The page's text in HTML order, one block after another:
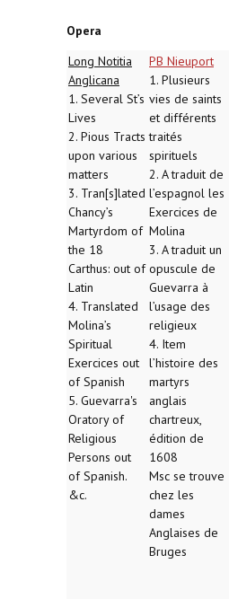
Opera
Long Notitia
Anglicana
1. Several St’s
Lives
2. Pious Tracts
upon various
matters
3. Tran[s]lated
Chancy’s
Martyrdom of
the 18
Carthus: out of
Latin
4. Translated
Molina’s
Spiritual
Exercices out
of Spanish
5. Guevarra's
Oratory of
Religious
Persons out
of Spanish.
&c.
PB Nieuport
1. Plusieurs
vies de saints
et différents
traités
spirituels
2. A traduit de
l’espagnol les
Exercices de
Molina
3. A traduit un
opuscule de
Guevarra à
l’usage des
religieux
4. Item
l’histoire des
martyrs
anglais
chartreux,
édition de
1608
Msc se trouve
chez les
dames
Anglaises de
Bruges